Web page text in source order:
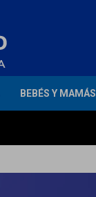
BEBÉS Y MAMÁS